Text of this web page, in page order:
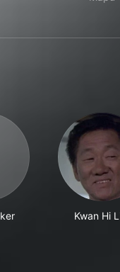
Kwan Hi